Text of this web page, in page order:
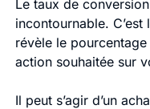
Le taux de
incontournable.
révèle le
action souhaitée sur
Il peut s’agir d’un